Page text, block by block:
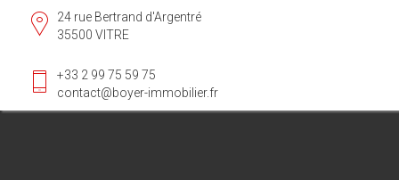
24 rue Bertrand d'Argentré
35500 VITRE
+33 2 99 75 59 75
contact@boyer-immobilier.fr